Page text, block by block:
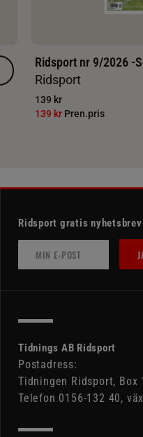
Ridsport nr 9/2026 -
Ridsport
139 kr
139 kr Pren.pris
Ridsport gratis nyhetsbrev
Tidnings AB Ridsport
Postadress:
Tidningen Ridsport, Box
Telefon 0156-132 40,